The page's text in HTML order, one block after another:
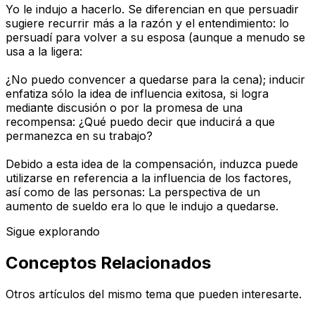
Yo le indujo a hacerlo. Se diferencian en que persuadir
sugiere recurrir más a la razón y el entendimiento: lo
persuadí para volver a su esposa (aunque a menudo se
usa a la ligera:
¿No puedo convencer a quedarse para la cena); inducir
enfatiza sólo la idea de influencia exitosa, si logra
mediante discusión o por la promesa de una
recompensa: ¿Qué puedo decir que inducirá a que
permanezca en su trabajo?
Debido a esta idea de la compensación, induzca puede
utilizarse en referencia a la influencia de los factores,
así como de las personas: La perspectiva de un
aumento de sueldo era lo que le indujo a quedarse.
Sigue explorando
Conceptos Relacionados
Otros artículos del mismo tema que pueden interesarte.